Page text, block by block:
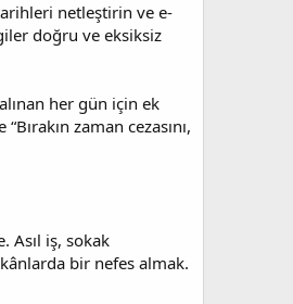
netleştirin ve e-
doğru ve eksiksiz
her gün için ek
zaman cezasını,
Asıl iş, sokak
bir nefes almak.